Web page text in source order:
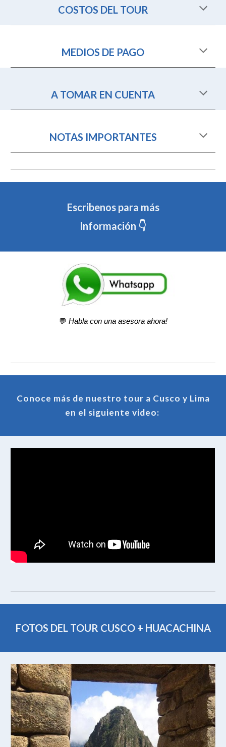
COSTOS DEL TOUR
MEDIOS DE PAGO
A TOMAR EN CUENTA
NOTAS IMPORTANTES
Escribenos para más
Información 👇
💬 Habla con una asesora ahora!
Conoce más de nuestro tour a Cusco y Lima
en el siguiente video:
FOTOS DEL TOUR CUSCO + HUACACHINA